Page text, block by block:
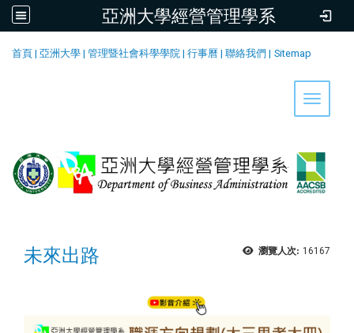
亞洲大學經營管理學系
首頁 | 亞洲大學 | 管理暨社會科學學院 | 行事曆 | 聯絡我們 | Sitemap
Toggle
瀏覽人次: 16167
未來出路